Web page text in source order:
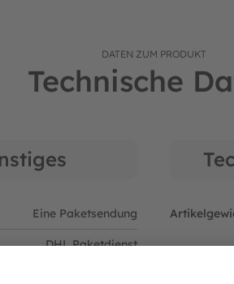
DATEN ZUM PRODUKT
Technische
Eine Paketsendung
DHL Paketdienst